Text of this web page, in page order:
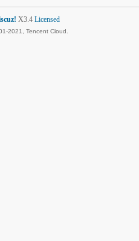
X3.4 Licensed
2021, Tencent Cloud.